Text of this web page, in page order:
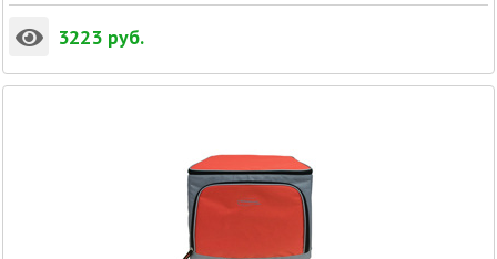
3223 руб.